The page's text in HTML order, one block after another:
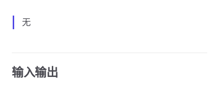
无
输入输出